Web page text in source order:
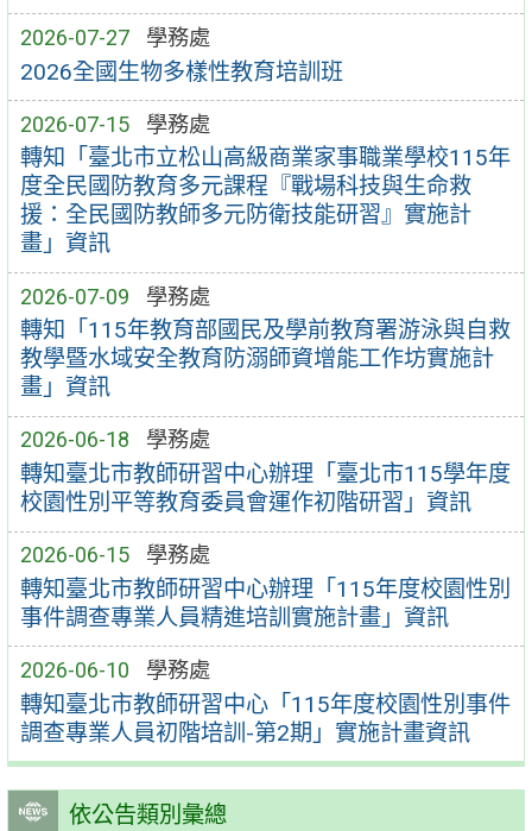
2026-07-27 學務處
2026全國生物多樣性教育培訓班
2026-07-15 學務處
轉知「臺北市立松山高級商業家事職業學校115年
度全民國防教育多元課程『戰場科技與生命救
援：全民國防教師多元防衛技能研習』實施計
畫」資訊
2026-07-09 學務處
轉知「115年教育部國民及學前教育署游泳與自救
教學暨水域安全教育防溺師資增能工作坊實施計
畫」資訊
2026-06-18 學務處
轉知臺北市教師研習中心辦理「臺北市115學年度
校園性別平等教育委員會運作初階研習」資訊
2026-06-15 學務處
轉知臺北市教師研習中心辦理「115年度校園性別
事件調查專業人員精進培訓實施計畫」資訊
2026-06-10 學務處
轉知臺北市教師研習中心「115年度校園性別事件
調查專業人員初階培訓-第2期」實施計畫資訊
依公告類別彙總